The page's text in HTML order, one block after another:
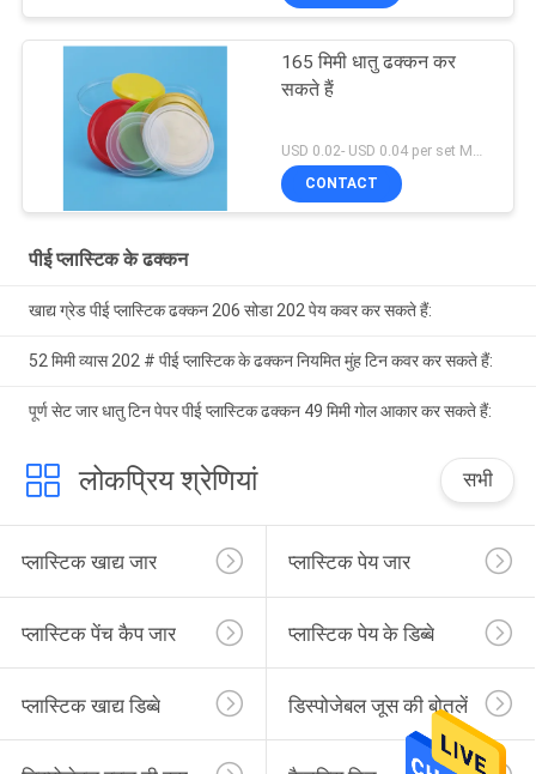
165 मिमी धातु ढक्कन कर
सकते हैं
CONTACT
पीई प्लास्टिक के ढक्कन
खाद्य ग्रेड पीई प्लास्टिक ढक्कन 206 सोडा 202 पेय कवर कर सकते हैं:
52 मिमी व्यास 202 # पीई प्लास्टिक के ढक्कन नियमित मुंह टिन कवर कर सकते हैं:
पूर्ण सेट जार धातु टिन पेपर पीई प्लास्टिक ढक्कन 49 मिमी गोल आकार कर सकते हैं:
लोकप्रिय श्रेणियां सभी
प्लास्टिक खाद्य जार प्लास्टिक पेय जार
प्लास्टिक पेंच कैप जार प्लास्टिक पेय के डिब्बे
प्लास्टिक खाद्य डिब्बे डिस्पोजेबल जूस की बोतलें